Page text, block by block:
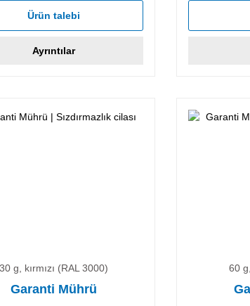
Ürün talebi
Ayrıntılar
30 g, kırmızı (RAL 3000)
Garanti Mührü
60